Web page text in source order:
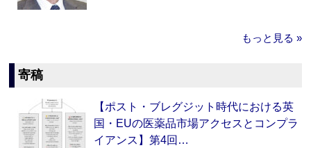
もっと見る »
寄稿
【ポスト・ブレグジット時代における英
国・EUの医薬品市場アクセスとコンプラ
イアンス】第4回…